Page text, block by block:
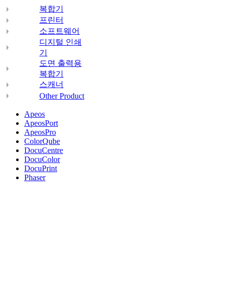
복합기
프린터
소프트웨어
디지털 인쇄
기
도면 출력용
복합기
스캐너
Other Product
Apeos
ApeosPort
ApeosPro
ColorQube
DocuCentre
DocuColor
DocuPrint
Phaser